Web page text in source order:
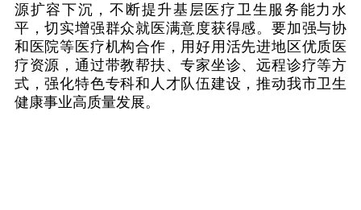
源扩容下沉，不断提升基层医疗卫生服务能力水
平，切实增强群众就医满意度获得感。要加强与协
和医院等医疗机构合作，用好用活先进地区优质医
疗资源，通过带教帮扶、专家坐诊、远程诊疗等方
式，强化特色专科和人才队伍建设，推动我市卫生
健康事业高质量发展。